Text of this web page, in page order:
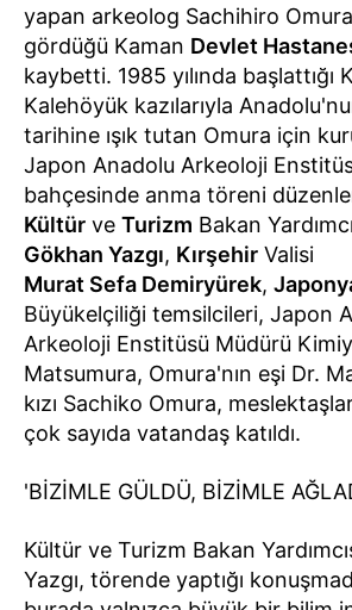
yapan arkeolog Sachihiro
gördüğü Kaman Devlet
kaybetti. 1985 yılında başlattığı
Kalehöyük kazılarıyla
tarihine ışık tutan Omura için
Japon Anadolu Arkeoloji
bahçesinde anma töreni
Kültür ve Turizm Bakan
Gökhan Yazgı, Kırşehir Valisi
Murat Sefa Demiryürek,
Büyükelçiliği temsilcileri, Japon
Arkeoloji Enstitüsü Müdürü
Matsumura, Omura'nın eşi Dr.
kızı Sachiko Omura,
çok sayıda vatandaş katıldı.
'BİZİMLE GÜLDÜ, BİZİMLE
Kültür ve Turizm Bakan
Yazgı, törende yaptığı